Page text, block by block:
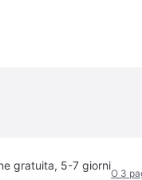
gratuita, 5-7 giorni
O 3